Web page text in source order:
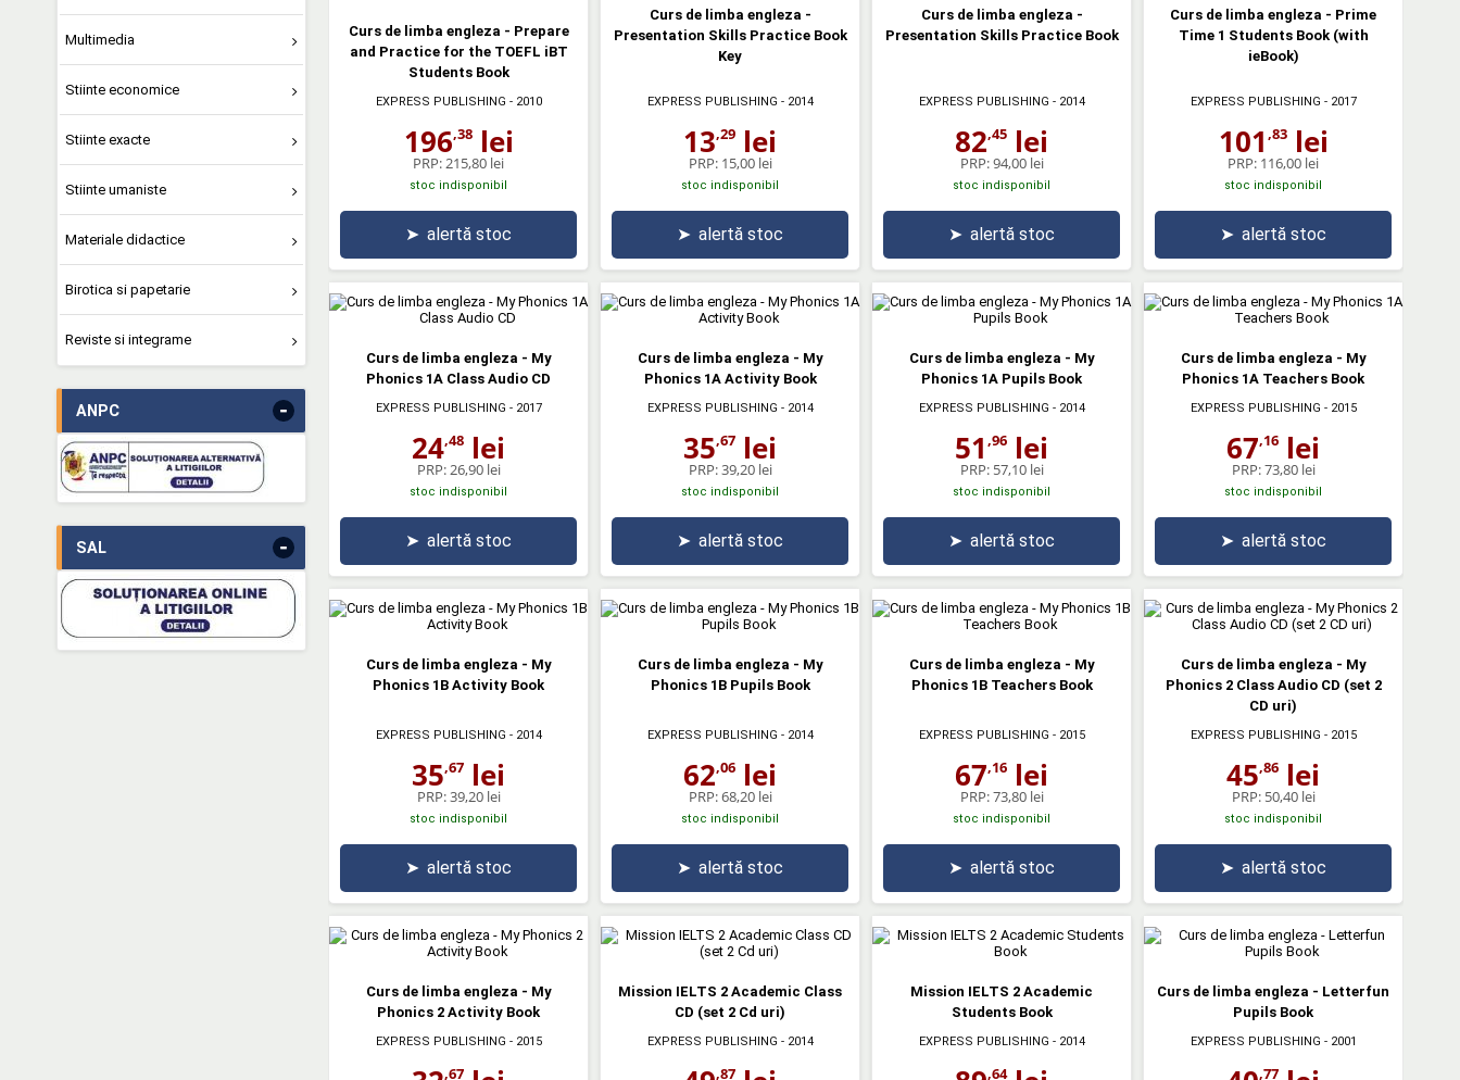
Multimedia
Stiinte economice
Stiinte exacte
Stiinte umaniste
Materiale didactice
Birotica si papetarie
Reviste si integrame
ANPC -
SAL -
Curs de limba engleza - Prepare
and Practice for the TOEFL iBT
Students Book
EXPRESS PUBLISHING - 2010
196,38lei
PRP: 215,80 lei
stoc indisponibil
➤ alertă stoc
Curs de limba engleza -
Presentation Skills Practice Book
Key
EXPRESS PUBLISHING - 2014
13,29 lei
PRP: 15,00 lei
stoc indisponibil
➤ alertă stoc
Curs de limba engleza -
Presentation Skills Practice Book
EXPRESS PUBLISHING - 2014
82,45 lei
PRP:94,00 lei
stoc indisponibil
➤ alertă stoc
Curs de limba engleza - Prime
Time 1 Students Book (with
ieBook)
EXPRESS PUBLISHING - 2017
101 ,83lei
PRP: 116,00 lei
stoc indisponibil
➤ alertă stoc
Curs de limba engleza - My
Phonics 1A Class Audio CD
EXPRESS PUBLISHING - 2017
24,48 lei
PRP: 26,90 lei
stoc indisponibil
➤ alertă stoc
Curs de limba engleza - My
Phonics 1A Activity Book
EXPRESS PUBLISHING - 2014
35,67 lei
PRP:39,20 lei
stoc indisponibil
➤ alertă stoc
Curs de limba engleza - My
Phonics 1A Pupils Book
EXPRESS PUBLISHING - 2014
51 ,96 lei
PRP: 57,10 lei
stoc indisponibil
➤ alertă stoc
Curs de limba engleza - My
Phonics 1A Teachers Book
EXPRESS PUBLISHING - 2015
67,16 lei
PRP:73,80 lei
stoc indisponibil
➤ alertă stoc
Curs de limba engleza - My
Phonics 1B Activity Book
EXPRESS PUBLISHING - 2014
35,67 lei
PRP:39,20 lei
stoc indisponibil
➤ alertă stoc
Curs de limba engleza - My
Phonics 1B Pupils Book
EXPRESS PUBLISHING - 2014
62,06 lei
PRP:68,20 lei
stoc indisponibil
➤ alertă stoc
Curs de limba engleza - My
Phonics 1B Teachers Book
EXPRESS PUBLISHING - 2015
67,16 lei
PRP:73,80 lei
stoc indisponibil
➤ alertă stoc
Curs de limba engleza - My
Phonics 2 Class Audio CD (set 2
CD uri)
EXPRESS PUBLISHING - 2015
45,86 lei
PRP: 50,40 lei
stoc indisponibil
➤ alertă stoc
Curs de limba engleza - My
Phonics 2 Activity Book
EXPRESS PUBLISHING - 2015
,67
Mission IELTS 2 Academic Class
CD (set 2 Cd uri)
EXPRESS PUBLISHING - 2014
,87
Mission IELTS 2 Academic
Students Book
EXPRESS PUBLISHING - 2014
,64
Curs de limba engleza - Letterfun
Pupils Book
EXPRESS PUBLISHING - 2001
,77